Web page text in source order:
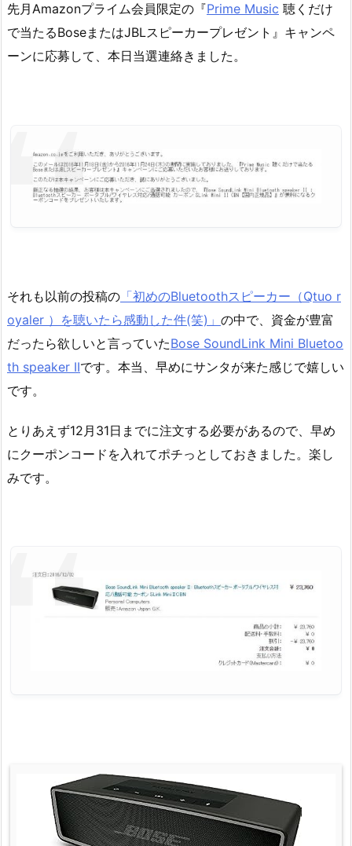
先月Amazonプライム会員限定の『Prime Music 聴くだけ
で当たるBoseまたはJBLスピーカープレゼント』キャンペ
ーンに応募して、本日当選連絡きました。
それも以前の投稿の 「初めのBluetoothスピーカー（Qtuo r
oyaler ）を聴いたら感動した件(笑)」 の中で、資金が豊富
だったら欲しいと言っていたBose SoundLink Mini Bluetoo
th speaker IIです。本当、早めにサンタが来た感じで嬉しい
です。
とりあえず12月31日までに注文する必要があるので、早め
にクーポンコードを入れてポチっとしておきました。楽し
みです。